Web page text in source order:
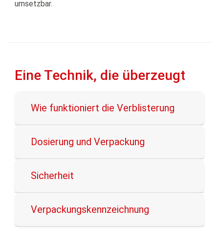
umsetzbar.
Eine Technik, die überzeugt
Wie funktioniert die Verblisterung
Dosierung und Verpackung
Sicherheit
Verpackungskennzeichnung